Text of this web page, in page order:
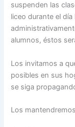
suspenden las
liceo durante el
alumnos, éstos
Los invitamos a
posibles en sus
se siga
Los